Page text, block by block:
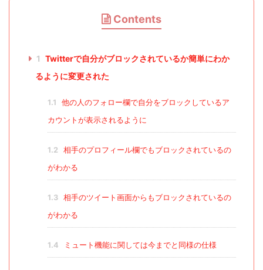
Contents
1 Twitterで自分がブロックされているか簡単にわか
るように変更された
1.1
他の人のフォロー欄で自分をブロックしているア
カウントが表示されるように
1.2
相手のプロフィール欄でもブロックされているの
がわかる
1.3
相手のツイート画面からもブロックされているの
がわかる
1.4 ミュート機能に関しては今までと同様の仕様